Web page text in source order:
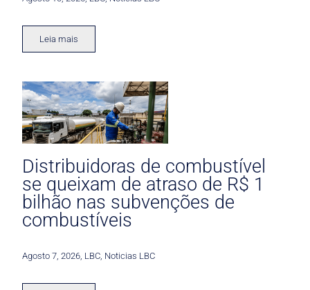
Leia mais
Distribuidoras de combustível
se queixam de atraso de R$ 1
bilhão nas subvenções de
combustíveis
Agosto 7, 2026 LBC Noticias LBC